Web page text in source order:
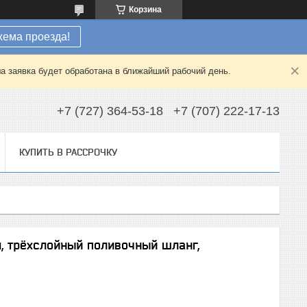
Корзина
проезда!
будет обработана в ближайший рабочий день.
+7 (727) 364-53-18 +7 (707) 222-17-13
КУПИТЬ В РАССРОЧКУ
трёхслойный поливочный шланг,